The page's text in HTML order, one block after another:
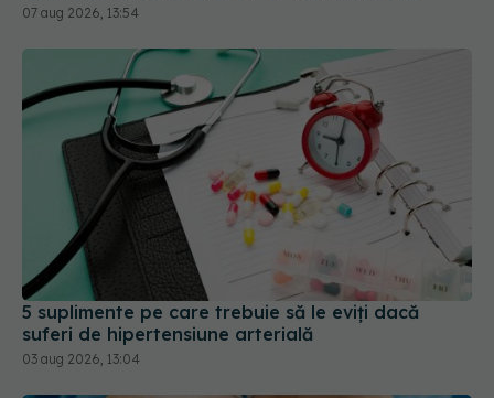
07 aug 2026, 13:54
5 suplimente pe care trebuie să le eviți dacă
suferi de hipertensiune arterială
03 aug 2026, 13:04